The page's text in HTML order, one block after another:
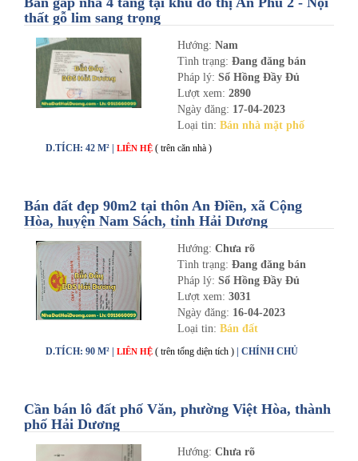
thất gỗ lim sang trọng
Hướng: Nam
Tình trạng: Đang đăng bán
Pháp lý: Sổ Hồng Đầy Đủ
Lượt xem: 2890
Ngày đăng: 17-04-2023
Loại tin: Bán nhà mặt phố
D.TÍCH: 42 M² | LIÊN HỆ ( trên căn nhà )
Bán đất đẹp 90m2 tại thôn An Điền, xã Cộng
Hòa, huyện Nam Sách, tỉnh Hải Dương
Hướng: Chưa rõ
Tình trạng: Đang đăng bán
Pháp lý: Sổ Hồng Đầy Đủ
Lượt xem: 3031
Ngày đăng: 16-04-2023
Loại tin: Bán đất
D.TÍCH: 90 M² | LIÊN HỆ ( trên tổng diện tích ) | CHÍNH CHỦ
Cần bán lô đất phố Văn, phường Việt Hòa, thành
phố Hải Dương
Hướng: Chưa rõ